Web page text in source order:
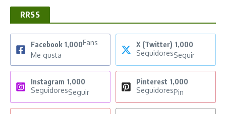
RRSS
Facebook 1,000Fans
Me gusta
X (Twitter) 1,000
SeguidoresSeguir
Instagram 1,000
SeguidoresSeguir
Pinterest 1,000
SeguidoresPin